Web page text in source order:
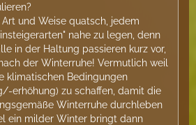
und Weise quatsch, jedem
nahe zu legen, denn
in der Haltung passieren kurz vor,
der Winterruhe! Vermutlich weil
klimatischen Bedingungen
erhöhung) zu schaffen, damit die
Winterruhe durchleben
ein milder Winter bringt dann